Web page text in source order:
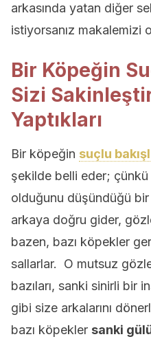
arkasında yatan diğer
istiyorsanız makalemizi
Bir Köpeğin
Sizi
Yaptıkları
Bir köpeğin suçlu
şekilde belli eder;
olduğunu düşündüğü bir
arkaya doğru gider,
bazen, bazı köpekler
sallarlar. O mutsuz
bazıları, sanki sinirli bir
gibi size arkalarını
bazı köpekler sanki